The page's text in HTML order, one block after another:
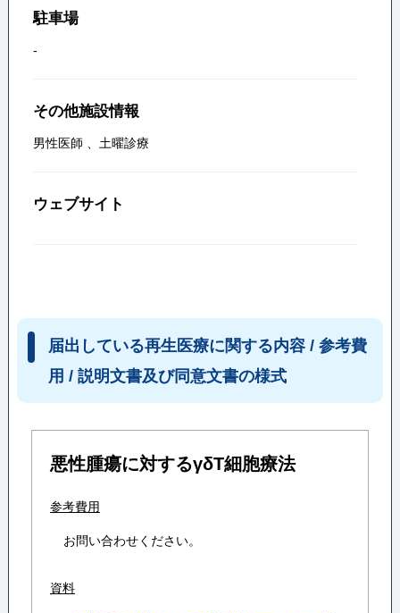
駐車場
-
その他施設情報
男性医師 土曜診療
ウェブサイト
届出している再生医療に関する内容 / 参考費
用 / 説明文書及び同意文書の様式
悪性腫瘍に対するγδT細胞療法
参考費用
お問い合わせください。
資料